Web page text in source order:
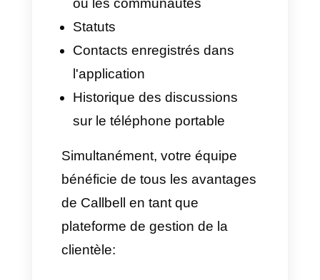
?
Grâce à Callbell et à sa fonction
Coexistence
aux entreprises la possibilité
WhatsApp sans renoncer à
l'application WhatsApp
Business.